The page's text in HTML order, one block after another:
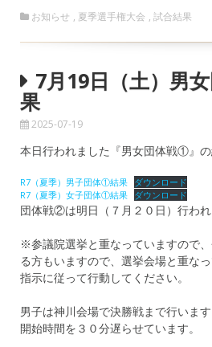
お知らせ , 夏季選手権大会 , 試合結果
7月19日（土）男
果
2025-07-19
本日行われました『男女団体戦①』の
R7（夏季）男子団体①結果 ダウンロード
R7（夏季）女子団体①結果 ダウンロード
団体戦②は明日（７月２０日）行われ
※参議院選挙と重なっていますので
る方もいますので、選挙会場と重な
指示に従って行動してください。
男子は神川会場で決勝戦まで行いま
開始時間を３０分遅らせています。